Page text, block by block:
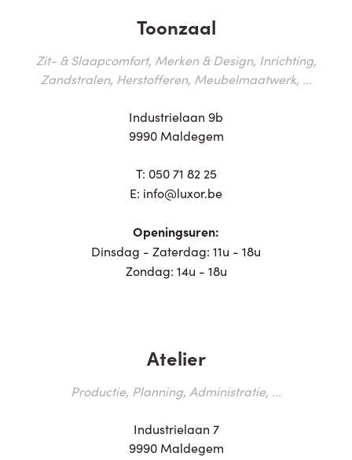
Toonzaal
Zit- & Slaapcomfort, Merken & Design, Inrichting,
Zandstralen, Herstofferen, Meubelmaatwerk, ...
Industrielaan 9b
9990 Maldegem
T: 050 71 82 25
E: info@luxor.be
Openingsuren:
Dinsdag - Zaterdag: 11u - 18u
Zondag: 14u - 18u
Atelier
Productie, Planning, Administratie, ...
Industrielaan 7
9990 Maldegem